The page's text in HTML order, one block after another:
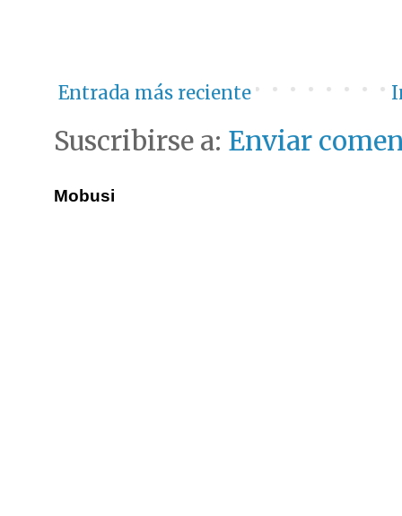
Entrada más reciente
Suscribirse a: Enviar
Mobusi